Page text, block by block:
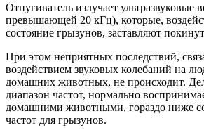
Отпугиватель излучает ультразвуковые
превышающей 20 кГц), которые,
состояние грызунов, заставляют
При этом неприятных последствий,
воздействием звуковых колебаний на
домашних животных, не происходит.
диапазон частот, нормально
домашними животными, гораздо ниже
частот для грызунов.